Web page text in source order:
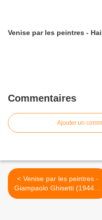
Venise
Commentaires
Ajouter un
< Venise par les peintres -
Giampaolo Ghisetti (1944) -
Venise